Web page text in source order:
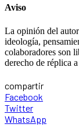
Aviso
La opinión del
ideología,
colaboradores son
derecho de réplica
compartir
Facebook
Twitter
WhatsApp